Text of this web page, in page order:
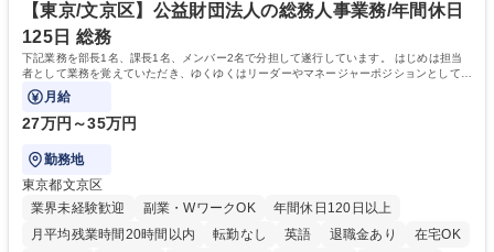
寧な指導体制が整っているため、安心してお仕事をスタートしていただけ
ます。 学歴・資格 学歴：大学院 大学 高専 短大 専修学校 高校 語学力：
資格：
【東京/文京区】公益財団法人の総務人事業務/年間休日
125日 総務
下記業務を部長1名、課長1名、メンバー2名で分担して遂行しています。 はじめは担当
者として業務を覚えていただき、ゆくゆくはリーダーやマネージャーポジションとして活
躍いただくことを期待しています。
月給
27万円～35万円
勤務地
東京都文京区
業界未経験歓迎
副業・WワークOK
年間休日120日以上
月平均残業時間20時間以内
転勤なし 英語 退職金あり
在宅OK